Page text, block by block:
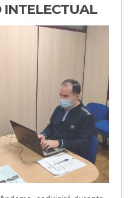
INTELECTUAL